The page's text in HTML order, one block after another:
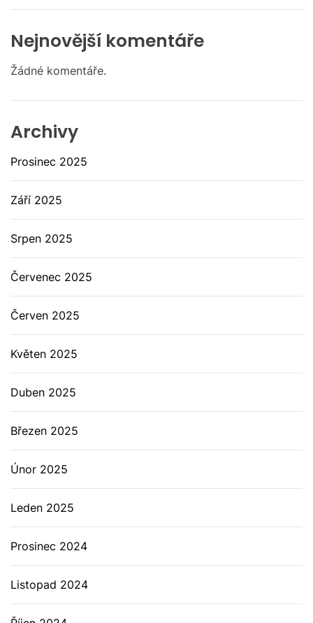
Nejnovější komentáře
Žádné komentáře.
Archivy
Prosinec 2025
Září 2025
Srpen 2025
Červenec 2025
Červen 2025
Květen 2025
Duben 2025
Březen 2025
Únor 2025
Leden 2025
Prosinec 2024
Listopad 2024